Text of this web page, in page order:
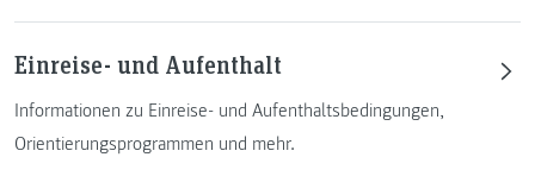
Einreise- und Aufenthalt
Informationen zu Einreise- und Aufenthaltsbedingungen,
Orientierungsprogrammen und mehr.